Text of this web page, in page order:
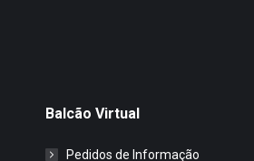
Balcão Virtual
Pedidos de Informação